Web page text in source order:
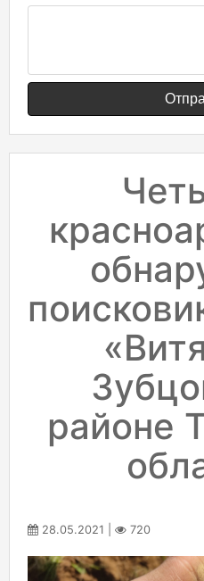
районе
28.05.2021 | 720